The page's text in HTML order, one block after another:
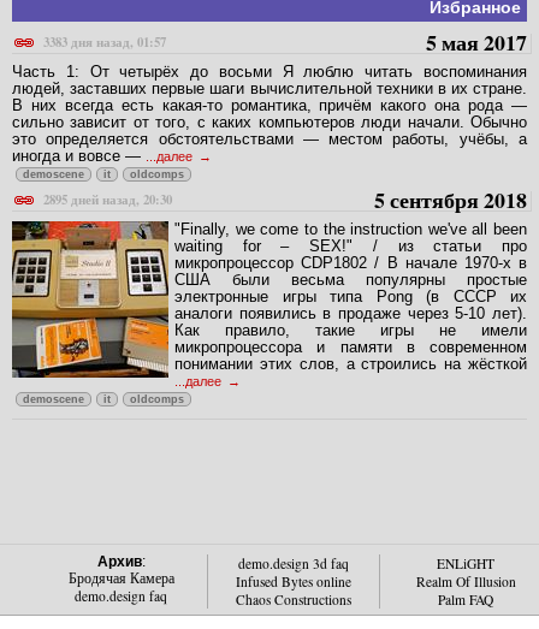
Избранное
3383 дня назад, 01:57
5 мая 2017
Часть 1: От четырёх до восьми Я люблю читать воспоминания
людей, заставших первые шаги вычислительной техники в их стране.
В них всегда есть какая-то романтика, причём какого она рода —
сильно зависит от того, с каких компьютеров люди начали. Обычно
это определяется обстоятельствами — местом работы, учёбы, а
иногда и вовсе —
...далее
demoscene it oldcomps
2895 дней назад, 20:30 5 сентября 2018
"Finally, we come to the instruction we've all been
waiting for – SEX!" / из статьи про
микропроцессор CDP1802 / В начале 1970-х в
США были весьма популярны простые
электронные игры типа Pong (в СССР их
аналоги появились в продаже через 5-10 лет).
Как правило, такие игры не имели
микропроцессора и памяти в современном
понимании этих слов, а строились на жёсткой
...далее
demoscene it oldcomps
Архив:
Бродячая Камера
demo.design faq
demo.design 3d faq
Infused Bytes online
Chaos Constructions
ENLiGHT
Realm Of Illusion
Palm FAQ